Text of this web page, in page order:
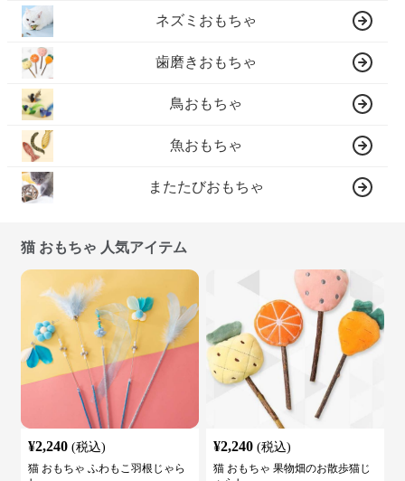
ネズミおもちゃ
歯磨きおもちゃ
鳥おもちゃ
魚おもちゃ
またたびおもちゃ
猫 おもちゃ 人気アイテム
¥2,240 (税込)
猫 おもちゃ ふわもこ羽根じゃら
¥2,240 (税込)
猫 おもちゃ 果物畑のお散歩猫じ